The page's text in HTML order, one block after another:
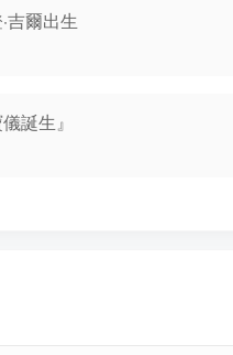
吉爾出生
誕生』